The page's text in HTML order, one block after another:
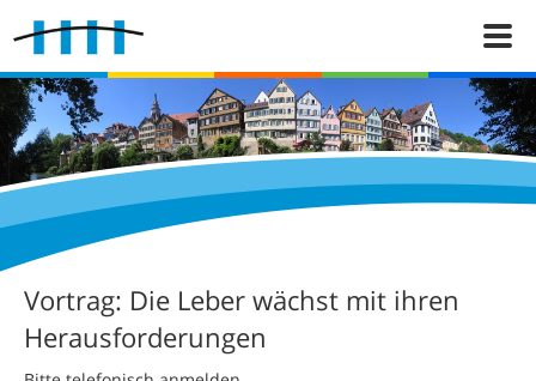
Vortrag: Die Leber wächst mit ihren
Herausforderungen